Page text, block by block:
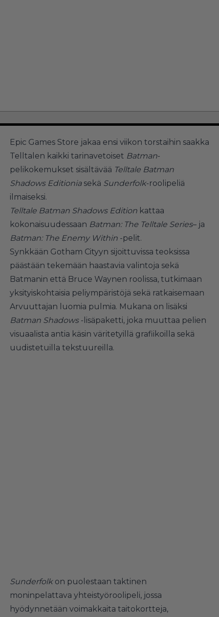
Epic Games Store jakaa ensi viikon torstaihin saakka
Telltalen kaikki tarinavetoiset Batman-
pelikokemukset sisältävää Telltale Batman
Shadows Editionia sekä Sunderfolk-roolipeliä
ilmaiseksi.
Telltale Batman Shadows Edition kattaa
kokonaisuudessaan Batman: The Telltale Series– ja
Batman: The Enemy Within -pelit.
Synkkään Gotham Cityyn sijoittuvissa teoksissa
päästään tekemään haastavia valintoja sekä
Batmanin että Bruce Waynen roolissa, tutkimaan
yksityiskohtaisia peliympäristöjä sekä ratkaisemaan
Arvuuttajan luomia pulmia. Mukana on lisäksi
Batman Shadows -lisäpaketti, joka muuttaa pelien
visuaalista antia käsin väritetyillä grafiikoilla sekä
uudistetuilla tekstuureilla.
Sunderfolk on puolestaan taktinen
moninpelattava yhteistyöroolipeli, jossa
hyödynnetään voimakkaita taitokortteja,